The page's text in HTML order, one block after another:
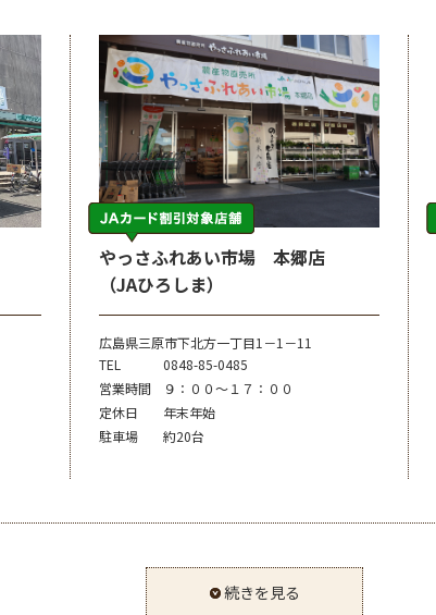
やっさふれあい市場 本郷店
（JAひろしま）
広島県三原市下北方一丁目1－1－11
TEL
0848-85-0485
営業時間
９：００～１７：００
定休日
年末年始
駐車場
約20台
続きを見る